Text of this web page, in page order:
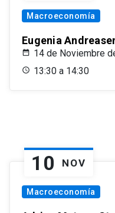
Macroeconomía
Eugenia
14 de Noviembre
13:30 a 14:30
10 NOV
Macroeconomía